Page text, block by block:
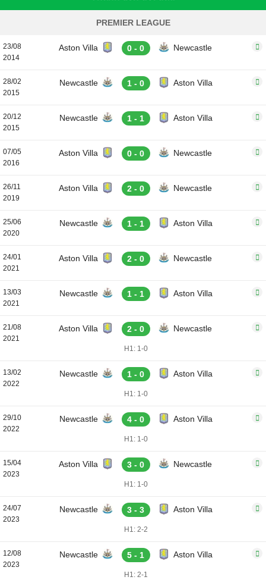
PREMIER LEAGUE
23/08
2014
Aston Villa 0 - 0 Newcastle
28/02
2015
Newcastle 1 - 0 Aston Villa
20/12
2015
Newcastle 1 - 1 Aston Villa
07/05
2016
Aston Villa 0 - 0 Newcastle
26/11
2019
Aston Villa 2 - 0 Newcastle
25/06
2020
Newcastle 1 - 1 Aston Villa
24/01
2021
Aston Villa 2 - 0 Newcastle
13/03
2021
Newcastle 1 - 1 Aston Villa
21/08
2021
Aston Villa 2 - 0 Newcastle
H1: 1-0
13/02
2022
Newcastle 1 - 0 Aston Villa
H1: 1-0
29/10
2022
Newcastle 4 - 0 Aston Villa
H1: 1-0
15/04
2023
Aston Villa 3 - 0 Newcastle
H1: 1-0
24/07
2023
Newcastle 3 - 3 Aston Villa
H1: 2-2
12/08
2023
Newcastle 5 - 1 Aston Villa
H1: 2-1